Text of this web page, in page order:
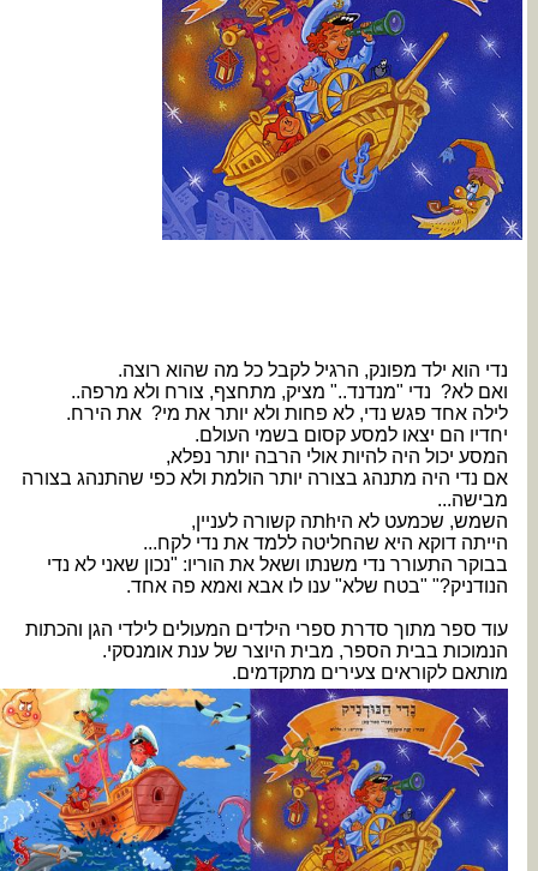
נדי הוא ילד מפונק, הרגיל לקבל כל מה שהוא רוצה.
ואם לא? נדי "מנדנד.." מציק, מתחצף, צורח ולא מרפה..
לילה אחד פגש נדי, לא פחות ולא יותר את מי? את הירח.
יחדיו הם יצאו למסע קסום בשמי העולם.
המסע יכול היה להיות אולי הרבה יותר נפלא,
אם נדי היה מתנהג בצורה יותר הולמת ולא כפי שהתנהג בצורה
מבישה...
השמש, שכמעט לא היhתה קשורה לעניין,
הייתה דוקא היא שהחליטה ללמד את נדי לקח...
בבוקר התעורר נדי משנתו ושאל את הוריו: "נכון שאני לא נדי
הנודניק?" "בטח שלא" ענו לו אבא ואמא פה אחד.
עוד ספר מתוך סדרת ספרי הילדים המעולים לילדי הגן והכתות
הנמוכות בבית הספר, מבית היוצר של ענת אומנסקי.
מותאם לקוראים צעירים מתקדמים.